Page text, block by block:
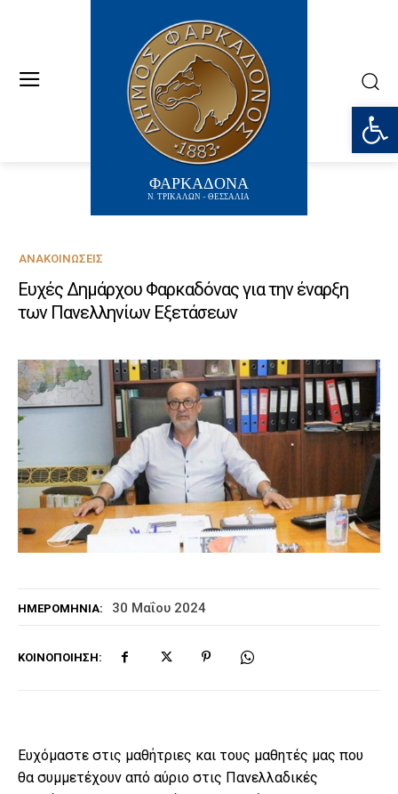
ΦΑΡΚΑΔΟΝΑ
Ν. ΤΡΙΚΑΛΩΝ - ΘΕΣΣΑΛΙΑ
ΗΜΕΡΟΜΗΝΊΑ: 30 Μαΐου 2024
ΚΟΙΝΟΠΟΊΗΣΗ:
ΑΝΑΚΟΙΝΏΣΕΙΣ
Ευχές Δημάρχου Φαρκαδόνας για την έναρξη
των Πανελληνίων Εξετάσεων
Ευχόμαστε στις μαθήτριες και τους μαθητές μας που
θα συμμετέχουν από αύριο στις Πανελλαδικές